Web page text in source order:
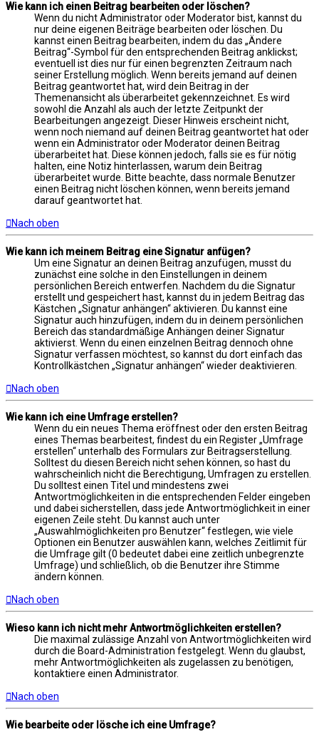
Wie kann ich einen Beitrag bearbeiten oder löschen?
Wenn du nicht Administrator oder Moderator bist, kannst du
nur deine eigenen Beiträge bearbeiten oder löschen. Du
kannst einen Beitrag bearbeiten, indem du das „Ändere
Beitrag“-Symbol für den entsprechenden Beitrag anklickst;
eventuell ist dies nur für einen begrenzten Zeitraum nach
seiner Erstellung möglich. Wenn bereits jemand auf deinen
Beitrag geantwortet hat, wird dein Beitrag in der
Themenansicht als überarbeitet gekennzeichnet. Es wird
sowohl die Anzahl als auch der letzte Zeitpunkt der
Bearbeitungen angezeigt. Dieser Hinweis erscheint nicht,
wenn noch niemand auf deinen Beitrag geantwortet hat oder
wenn ein Administrator oder Moderator deinen Beitrag
überarbeitet hat. Diese können jedoch, falls sie es für nötig
halten, eine Notiz hinterlassen, warum dein Beitrag
überarbeitet wurde. Bitte beachte, dass normale Benutzer
einen Beitrag nicht löschen können, wenn bereits jemand
darauf geantwortet hat.
Nach oben
Wie kann ich meinem Beitrag eine Signatur anfügen?
Um eine Signatur an deinen Beitrag anzufügen, musst du
zunächst eine solche in den Einstellungen in deinem
persönlichen Bereich entwerfen. Nachdem du die Signatur
erstellt und gespeichert hast, kannst du in jedem Beitrag das
Kästchen „Signatur anhängen“ aktivieren. Du kannst eine
Signatur auch hinzufügen, indem du in deinem persönlichen
Bereich das standardmäßige Anhängen deiner Signatur
aktivierst. Wenn du einen einzelnen Beitrag dennoch ohne
Signatur verfassen möchtest, so kannst du dort einfach das
Kontrollkästchen „Signatur anhängen“ wieder deaktivieren.
Nach oben
Wie kann ich eine Umfrage erstellen?
Wenn du ein neues Thema eröffnest oder den ersten Beitrag
eines Themas bearbeitest, findest du ein Register „Umfrage
erstellen“ unterhalb des Formulars zur Beitragserstellung.
Solltest du diesen Bereich nicht sehen können, so hast du
wahrscheinlich nicht die Berechtigung, Umfragen zu erstellen.
Du solltest einen Titel und mindestens zwei
Antwortmöglichkeiten in die entsprechenden Felder eingeben
und dabei sicherstellen, dass jede Antwortmöglichkeit in einer
eigenen Zeile steht. Du kannst auch unter
„Auswahlmöglichkeiten pro Benutzer“ festlegen, wie viele
Optionen ein Benutzer auswählen kann, welches Zeitlimit für
die Umfrage gilt (0 bedeutet dabei eine zeitlich unbegrenzte
Umfrage) und schließlich, ob die Benutzer ihre Stimme
ändern können.
Nach oben
Wieso kann ich nicht mehr Antwortmöglichkeiten erstellen?
Die maximal zulässige Anzahl von Antwortmöglichkeiten wird
durch die Board-Administration festgelegt. Wenn du glaubst,
mehr Antwortmöglichkeiten als zugelassen zu benötigen,
kontaktiere einen Administrator.
Nach oben
Wie bearbeite oder lösche ich eine Umfrage?